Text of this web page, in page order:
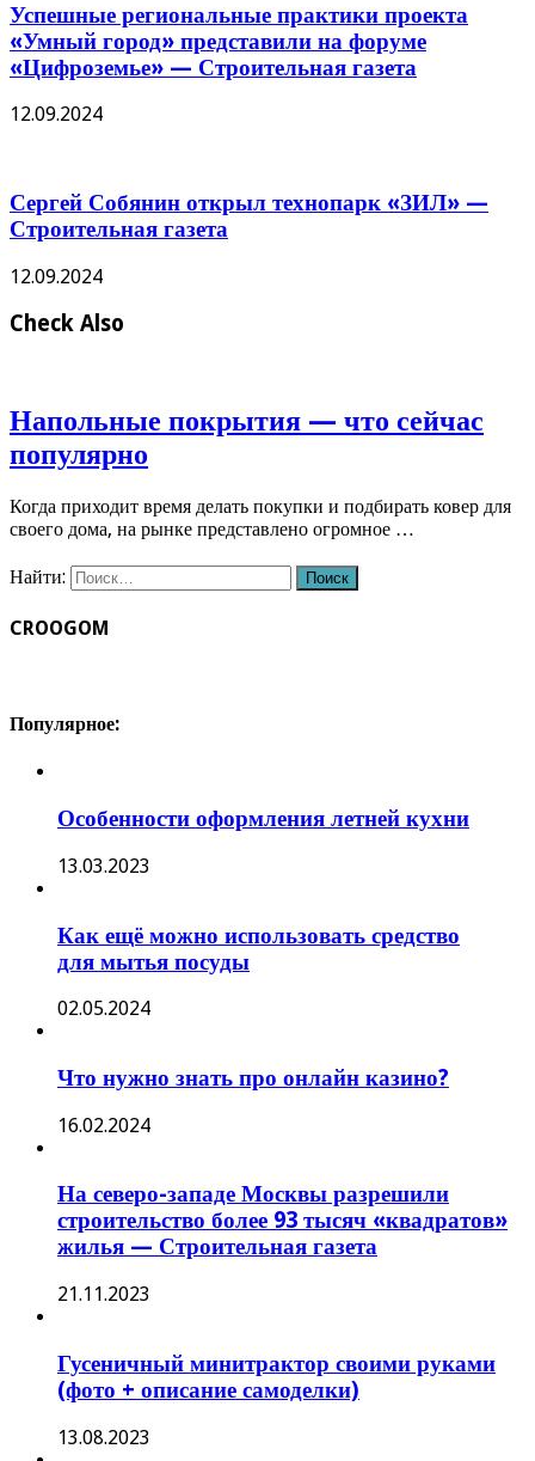
Успешные региональные практики проекта
«Умный город» представили на форуме
«Цифроземье» — Строительная газета
12.09.2024
Сергей Собянин открыл технопарк «ЗИЛ» —
Строительная газета
12.09.2024
Check Also
Напольные покрытия — что сейчас
популярно
Когда приходит время делать покупки и подбирать ковер для
своего дома, на рынке представлено огромное …
Найти:
CROOGOM
Популярное:
Особенности оформления летней кухни
13.03.2023
Как ещё можно использовать средство
для мытья посуды
02.05.2024
Что нужно знать про онлайн казино?
16.02.2024
На северо-западе Москвы разрешили
строительство более 93 тысяч «квадратов»
жилья — Строительная газета
21.11.2023
Гусеничный минитрактор своими руками
(фото + описание самоделки)
13.08.2023